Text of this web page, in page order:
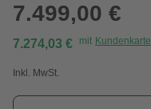
7.499,00 €
7.274,03 € mit Kundenkarte
Inkl. MwSt.